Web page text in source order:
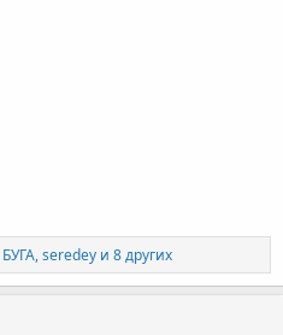
БУГА,seredey и 8 других